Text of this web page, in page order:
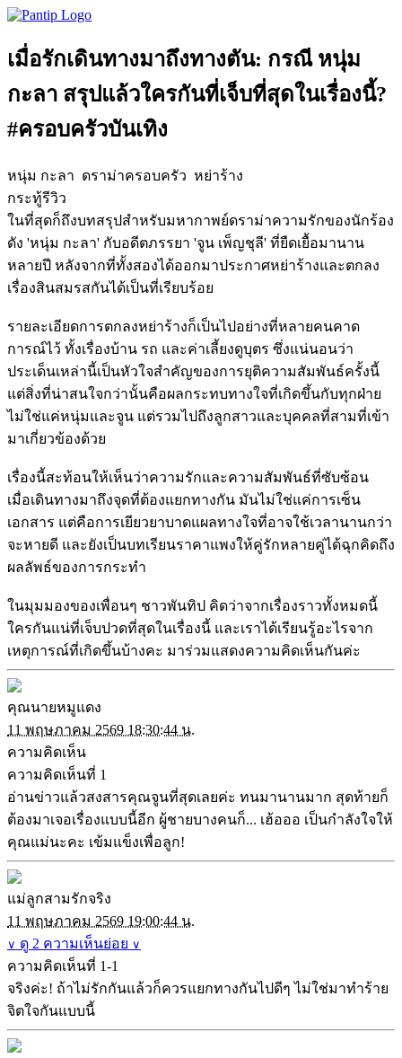
เมื่อรักเดินทางมาถึงทางตัน: กรณี หนุ่ม
กะลา สรุปแล้วใครกันที่เจ็บที่สุดในเรื่องนี้?
#ครอบครัวบันเทิง
หนุ่ม กะลา ดราม่าครอบครัว หย่าร้าง
กระทู้รีวิว
ในที่สุดก็ถึงบทสรุปสำหรับมหากาพย์ดราม่าความรักของนักร้อง
ดัง 'หนุ่ม กะลา' กับอดีตภรรยา 'จูน เพ็ญชุลี' ที่ยืดเยื้อมานาน
หลายปี หลังจากที่ทั้งสองได้ออกมาประกาศหย่าร้างและตกลง
เรื่องสินสมรสกันได้เป็นที่เรียบร้อย
รายละเอียดการตกลงหย่าร้างก็เป็นไปอย่างที่หลายคนคาด
การณ์ไว้ ทั้งเรื่องบ้าน รถ และค่าเลี้ยงดูบุตร ซึ่งแน่นอนว่า
ประเด็นเหล่านี้เป็นหัวใจสำคัญของการยุติความสัมพันธ์ครั้งนี้
แต่สิ่งที่น่าสนใจกว่านั้นคือผลกระทบทางใจที่เกิดขึ้นกับทุกฝ่าย
ไม่ใช่แค่หนุ่มและจูน แต่รวมไปถึงลูกสาวและบุคคลที่สามที่เข้า
มาเกี่ยวข้องด้วย
เรื่องนี้สะท้อนให้เห็นว่าความรักและความสัมพันธ์ที่ซับซ้อน
เมื่อเดินทางมาถึงจุดที่ต้องแยกทางกัน มันไม่ใช่แค่การเซ็น
เอกสาร แต่คือการเยียวยาบาดแผลทางใจที่อาจใช้เวลานานกว่า
จะหายดี และยังเป็นบทเรียนราคาแพงให้คู่รักหลายคู่ได้ฉุกคิดถึง
ผลลัพธ์ของการกระทำ
ในมุมมองของเพื่อนๆ ชาวพันทิป คิดว่าจากเรื่องราวทั้งหมดนี้
ใครกันแน่ที่เจ็บปวดที่สุดในเรื่องนี้ และเราได้เรียนรู้อะไรจาก
เหตุการณ์ที่เกิดขึ้นบ้างคะ มาร่วมแสดงความคิดเห็นกันค่ะ
คุณนายหมูแดง
11 พฤษภาคม 2569 18:30:44 น.
ความคิดเห็น
ความคิดเห็นที่ 1
อ่านข่าวแล้วสงสารคุณจูนที่สุดเลยค่ะ ทนมานานมาก สุดท้ายก็
ต้องมาเจอเรื่องแบบนี้อีก ผู้ชายบางคนก็... เฮ้อออ เป็นกำลังใจให้
คุณแม่นะคะ เข้มแข็งเพื่อลูก!
แม่ลูกสามรักจริง
11 พฤษภาคม 2569 19:00:44 น.
∨ ดู 2 ความเห็นย่อย ∨
ความคิดเห็นที่ 1-1
จริงค่ะ! ถ้าไม่รักกันแล้วก็ควรแยกทางกันไปดีๆ ไม่ใช่มาทำร้าย
จิตใจกันแบบนี้